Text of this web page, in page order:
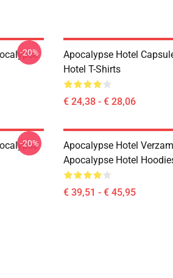
-20%
Apocalypse Hotel
Hotel T-Shirts
€ 24,38 - € 28,06
-20%
Apocalypse Hotel
Apocalypse Hotel
€ 39,51 - € 45,95